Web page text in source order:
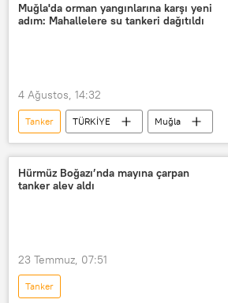
Muğla'da orman yangınlarına karşı yeni
adım: Mahallelere su tankeri dağıtıldı
4 Ağustos, 14:32
Tanker TÜRKİYE
Muğla
Orman yangını
Hürmüz Boğazı’nda mayına çarpan
tanker alev aldı
23 Temmuz, 07:51
Tanker